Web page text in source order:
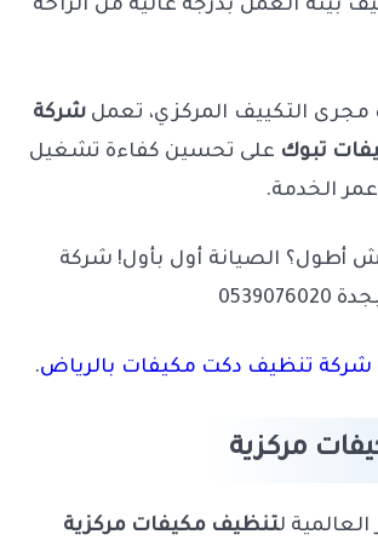
بيئة العمل بدرجة عالية من الراحة
التكييف المركزي، تعمل شركة
تبوك على تحسين كفاءة تشغيل
الخدمة.
أطول؟ الصيانة أول بأول! شركة
شركة تنظيف دكت مكيفات بالرياض.
مركزية
لتنظيف مكيفات مركزية